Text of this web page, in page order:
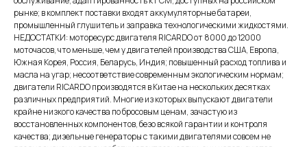
рынке; в комплект поставки входят аккумуляторные батареи,
промышленный глушитель и заправка технологическими жидкостями.
НЕДОСТАТКИ: моторесурс двигателя RICARDO от 8000 до 12000
моточасов, что меньше, чем у двигателей производства США, Европа,
Южная Корея, Россия, Беларусь, Индия; повышенный расход топлива и
масла на угар; несоответствие современным экологическим нормам;
двигатели RICARDO производятся в Китае на нескольких десятках
различных предприятий. Многие из которых выпускают двигатели
крайне низкого качества по бросовым ценам, зачастую из
восстановленных компонентов, безо всякой гарантии и контроля
качества; дизельные генераторы с такими двигателями совсем не